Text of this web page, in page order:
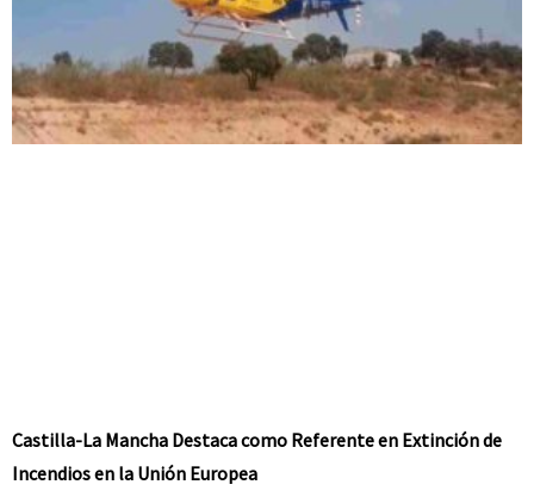
Castilla-La Mancha Destaca como Referente en Extinción de
Incendios en la Unión Europea